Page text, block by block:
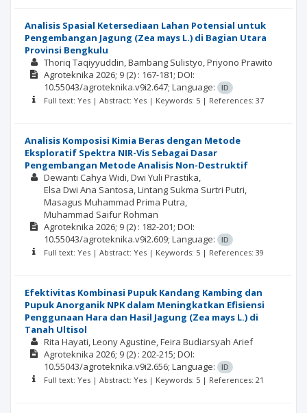
Analisis Spasial Ketersediaan Lahan Potensial untuk
Pengembangan Jagung (Zea mays L.) di Bagian Utara
Provinsi Bengkulu
Thoriq Taqiyyuddin Bambang Sulistyo Priyono Prawito
Agroteknika 2026; 9 (2) : 167-181; DOI:
10.55043/agroteknika.v9i2.647; Language:
ID
Full text: Yes | Abstract: Yes | Keywords: 5 | References: 37
Analisis Komposisi Kimia Beras dengan Metode
Eksploratif Spektra NIR-Vis Sebagai Dasar
Pengembangan Metode Analisis Non-Destruktif
Dewanti Cahya Widi Dwi Yuli Prastika
Elsa Dwi Ana Santosa Lintang Sukma Surtri Putri
Masagus Muhammad Prima Putra
Muhammad Saifur Rohman
Agroteknika 2026; 9 (2) : 182-201; DOI:
10.55043/agroteknika.v9i2.609; Language:
ID
Full text: Yes | Abstract: Yes | Keywords: 5 | References: 39
Efektivitas Kombinasi Pupuk Kandang Kambing dan
Pupuk Anorganik NPK dalam Meningkatkan Efisiensi
Penggunaan Hara dan Hasil Jagung (Zea mays L.) di
Tanah Ultisol
Rita Hayati Leony Agustine Feira Budiarsyah Arief
Agroteknika 2026; 9 (2) : 202-215; DOI:
10.55043/agroteknika.v9i2.656; Language:
ID
Full text: Yes | Abstract: Yes | Keywords: 5 | References: 21